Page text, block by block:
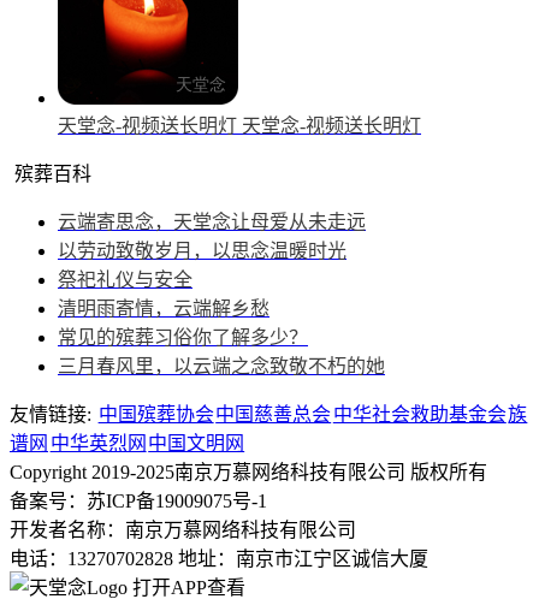
天堂念-视频送长明灯 天堂念-视频送长明灯
殡葬百科
云端寄思念，天堂念让母爱从未走远
以劳动致敬岁月，以思念温暖时光
祭祀礼仪与安全
清明雨寄情，云端解乡愁
常见的殡葬习俗你了解多少？
三月春风里，以云端之念致敬不朽的她
友情链接: 中国殡葬协会中国慈善总会中华社会救助基金会族
谱网 中华英烈网 中国文明网
Copyright 2019-2025南京万慕网络科技有限公司 版权所有
备案号：苏ICP备19009075号-1
开发者名称：南京万慕网络科技有限公司
电话：13270702828 地址：南京市江宁区诚信大厦
打开APP查看